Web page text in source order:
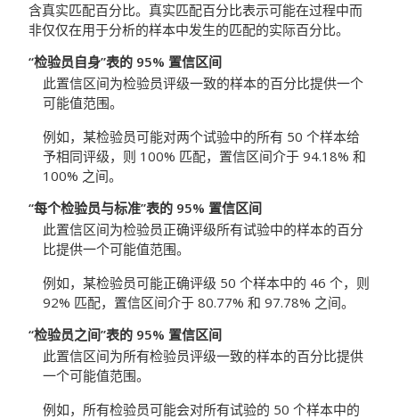
含真实匹配百分比。真实匹配百分比表示可能在过程中而
非仅仅在用于分析的样本中发生的匹配的实际百分比。
“检验员自身”表的 95% 置信区间
此置信区间为检验员评级一致的样本的百分比提供一个
可能值范围。
例如，某检验员可能对两个试验中的所有 50 个样本给
予相同评级，则 100% 匹配，置信区间介于 94.18% 和
100% 之间。
“每个检验员与标准”表的 95% 置信区间
此置信区间为检验员正确评级所有试验中的样本的百分
比提供一个可能值范围。
例如，某检验员可能正确评级 50 个样本中的 46 个，则
92% 匹配，置信区间介于 80.77% 和 97.78% 之间。
“检验员之间”表的 95% 置信区间
此置信区间为所有检验员评级一致的样本的百分比提供
一个可能值范围。
例如，所有检验员可能会对所有试验的 50 个样本中的